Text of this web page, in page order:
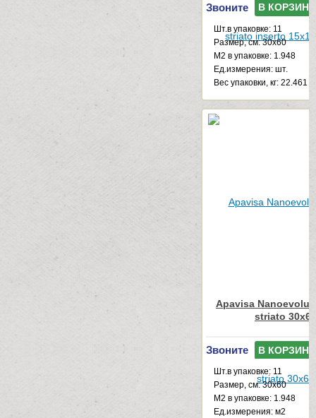
Звоните В КОРЗИНУ
Шт.в упаковке: 11
Размер, см: 30x60
М2 в упаковке: 1.948
Ед.измерения: шт.
Веc упаковки, кг: 22.461
Apavisa
striato 30x60
Звоните В КОРЗИНУ
Шт.в упаковке: 11
Размер, см: 30x60
М2 в упаковке: 1.948
Ед.измерения: м2